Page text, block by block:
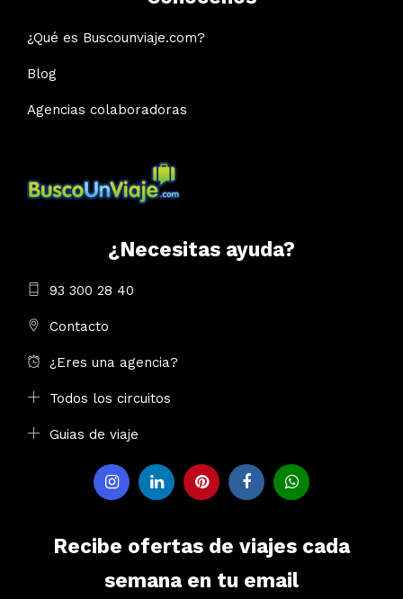
¿Qué es Buscounviaje.com?
Blog
Agencias colaboradoras
¿Necesitas ayuda?
93 300 28 40
Contacto
¿Eres una agencia?
Todos los circuitos
Guias de viaje
Recibe ofertas de viajes cada
semana en tu email